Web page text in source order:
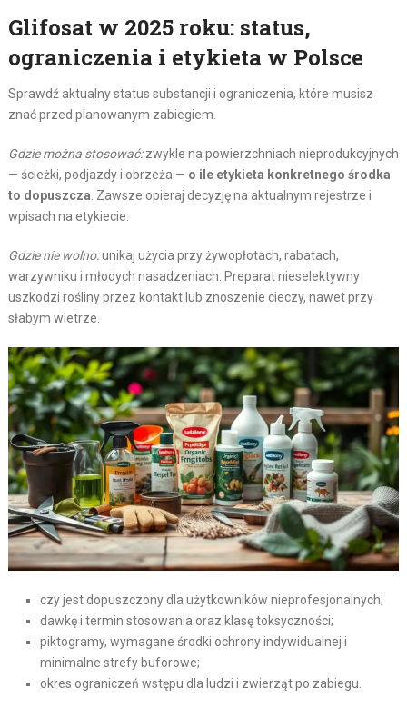
Glifosat w 2025 roku: status,
ograniczenia i etykieta w Polsce
Sprawdź aktualny status substancji i ograniczenia, które musisz
znać przed planowanym zabiegiem.
Gdzie można stosować:zwykle na powierzchniach nieprodukcyjnych
— ścieżki, podjazdy i obrzeża — o ile etykieta konkretnego środka
to dopuszcza. Zawsze opieraj decyzję na aktualnym rejestrze i
wpisach na etykiecie.
Gdzie nie wolno:unikaj użycia przy żywopłotach, rabatach,
warzywniku i młodych nasadzeniach. Preparat nieselektywny
uszkodzi rośliny przez kontakt lub znoszenie cieczy, nawet przy
słabym wietrze.
czy jest dopuszczony dla użytkowników nieprofesjonalnych;
dawkę i termin stosowania oraz klasę toksyczności;
piktogramy, wymagane środki ochrony indywidualnej i
minimalne strefy buforowe;
okres ograniczeń wstępu dla ludzi i zwierząt po zabiegu.